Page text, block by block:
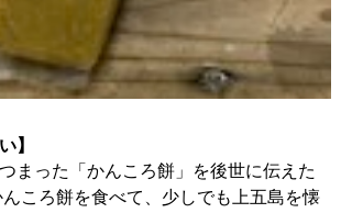
】
まった「かんころ餅」を後世に伝えた
ころ餅を食べて、少しでも上五島を懐